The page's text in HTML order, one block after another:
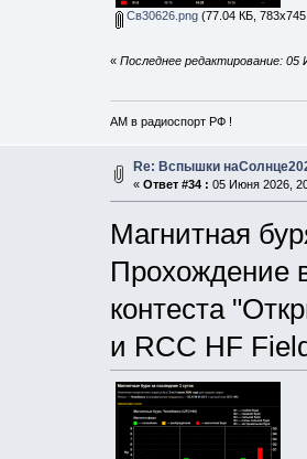
Св30626.png(77.04 КБ,
« Последнее редактирование: 05
АМ в радиоспорт РФ !
Re: Вспышки
« Ответ #34 : 05 Июня 2026,
Магнитная
Прохождение
контеста
и RCC HF